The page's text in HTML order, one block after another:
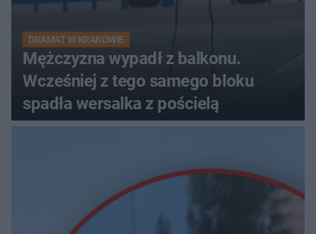
DRAMAT W KRAKOWIE
Mężczyzna wypadł z balkonu.
Wcześniej z tego samego bloku
spadła wersalka z pościelą